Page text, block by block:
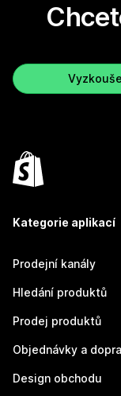
Kategorie aplikací
Prodejní kanály
Hledání produktů
Prodej produktů
Objednávky a
Design obchodu